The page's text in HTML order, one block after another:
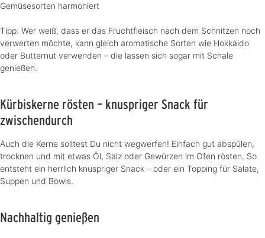
Gemüsesorten harmoniert
Tipp: Wer weiß, dass er das Fruchtfleisch nach dem Schnitzen noch
verwerten möchte, kann gleich aromatische Sorten wie Hokkaido
oder Butternut verwenden – die lassen sich sogar mit Schale
genießen.
Kürbiskerne rösten – knuspriger Snack für
zwischendurch
Auch die Kerne solltest Du nicht wegwerfen! Einfach gut abspülen,
trocknen und mit etwas Öl, Salz oder Gewürzen im Ofen rösten. So
entsteht ein herrlich knuspriger Snack – oder ein Topping für Salate,
Suppen und Bowls.
Nachhaltig genießen